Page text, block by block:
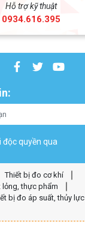
Hỗ trợ kỹ thuật
0934.616.395
độc quyền qua
Thiết bị đo cơ khí
thực phẩm
bị đo áp suất, thủy lực